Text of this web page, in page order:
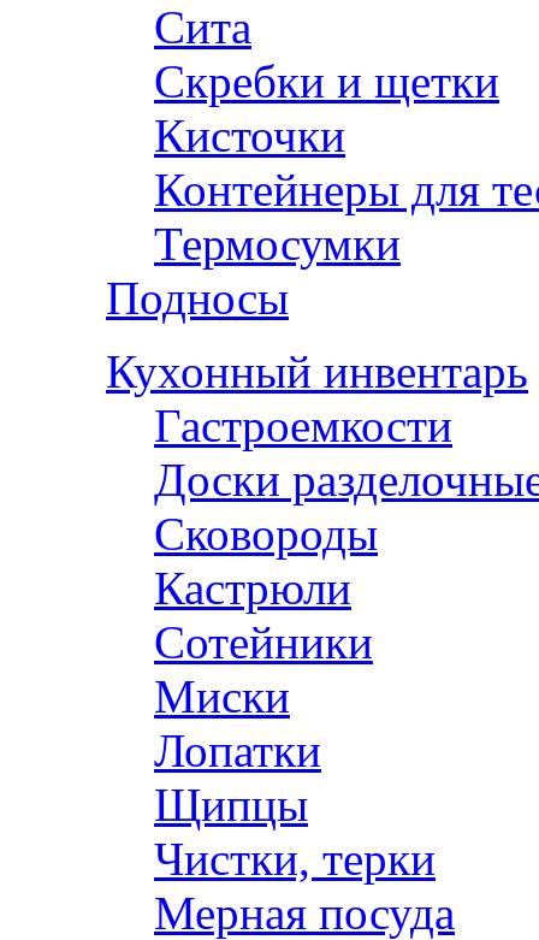
Сита
Скребки и щетки
Кисточки
Контейнеры для
Термосумки
Подносы
Кухонный инвентарь
Гастроемкости
Доски
Сковороды
Кастрюли
Сотейники
Миски
Лопатки
Щипцы
Чистки, терки
Мерная посуда